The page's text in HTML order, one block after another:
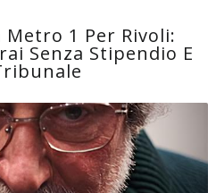
1 Per Rivoli:
Senza Stipendio E